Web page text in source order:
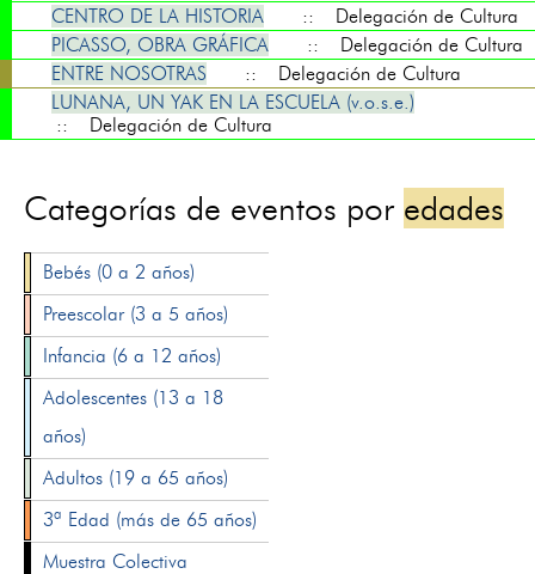
CENTRO DE LA HISTORIA
:: Delegación de Cultura
PICASSO, OBRA GRÁFICA
:: Delegación de Cultura
ENTRE NOSOTRAS
:: Delegación de Cultura
LUNANA, UN YAK EN LA ESCUELA (v.o.s.e.)
:: Delegación de Cultura
Categorías de eventos por edades
Bebés (0 a 2 años)
Preescolar (3 a 5 años)
Infancia (6 a 12 años)
Adolescentes (13 a 18
años)
Adultos (19 a 65 años)
3ª Edad (más de 65 años)
Muestra Colectiva